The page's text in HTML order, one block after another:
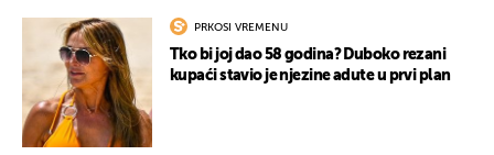
PRKOSI VREMENU
Tko bi joj dao 58 godina? Duboko rezani
kupaći stavio je njezine adute u prvi plan